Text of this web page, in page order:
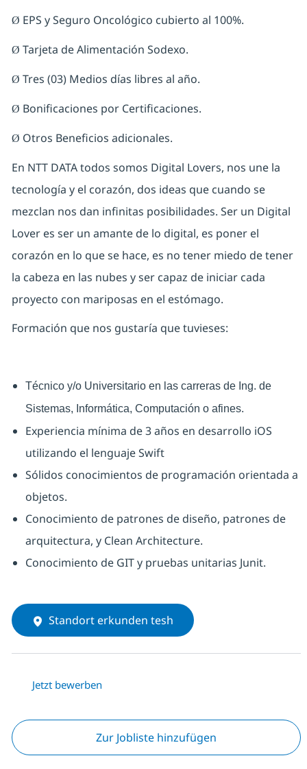
Ø EPS y Seguro Oncológico cubierto al 100%.
Ø Tarjeta de Alimentación Sodexo.
Ø Tres (03) Medios días libres al año.
Ø Bonificaciones por Certificaciones.
Ø Otros Beneficios adicionales.
En NTT DATA todos somos Digital Lovers, nos une la
tecnología y el corazón, dos ideas que cuando se
mezclan nos dan infinitas posibilidades. Ser un Digital
Lover es ser un amante de lo digital, es poner el
corazón en lo que se hace, es no tener miedo de tener
la cabeza en las nubes y ser capaz de iniciar cada
proyecto con mariposas en el estómago.
Formación que nos gustaría que tuvieses:
Técnico y/o Universitario en las carreras de Ing. de
Sistemas, Informática, Computación o afines.
Experiencia mínima de 3 años en desarrollo iOS
utilizando el lenguaje Swift
Sólidos conocimientos de programación orientada a
objetos.
Conocimiento de patrones de diseño, patrones de
arquitectura, y Clean Architecture.
Conocimiento de GIT y pruebas unitarias Junit.
Standort erkunden tesh
Jetzt bewerben
Zur Jobliste hinzufügen